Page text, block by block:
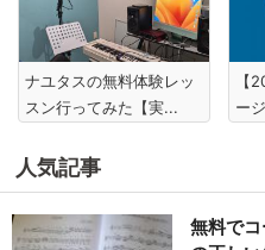
ナユタスの無料体験レッ
スン行ってみた【実...
【
ー
人気記事
無料でコ